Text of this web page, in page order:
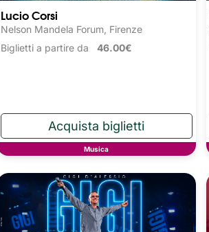
Lucio Corsi
Nelson Mandela Forum, Firenze
Biglietti a partire da 46.00€
Musica